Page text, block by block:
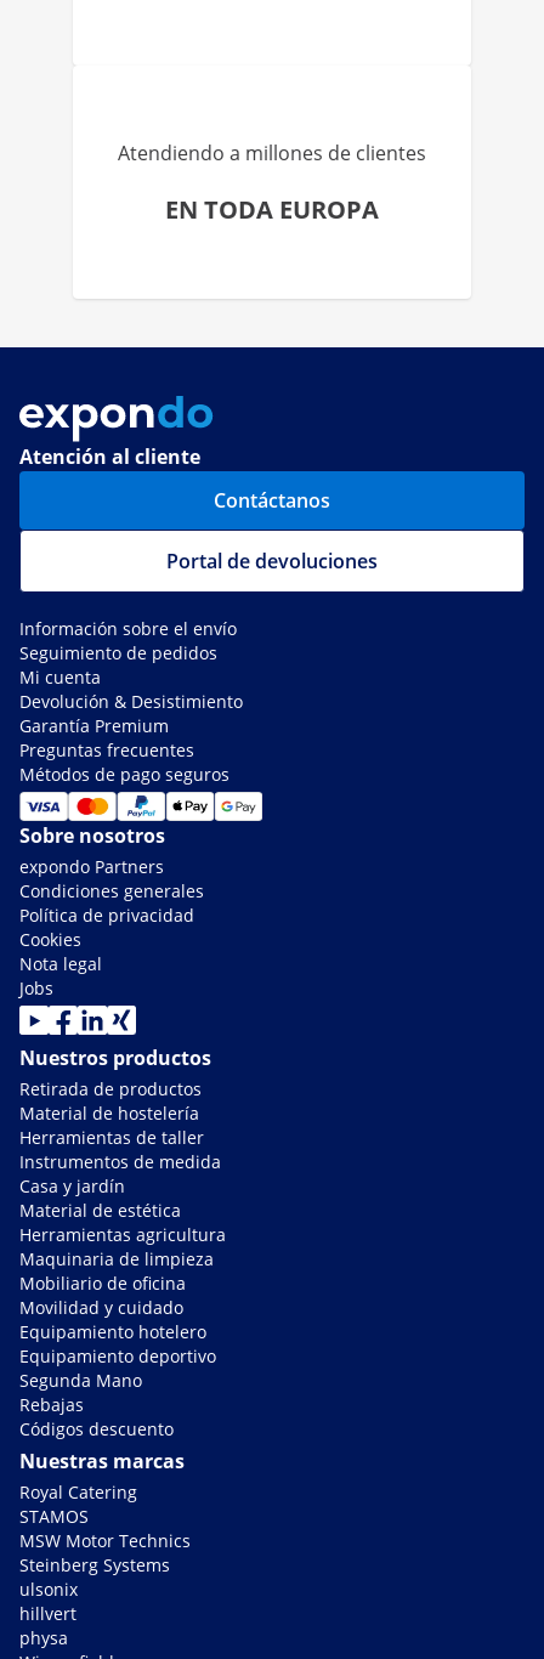
Atendiendo a millones de clientes
EN TODA EUROPA
Atención al cliente
Contáctanos
Portal de devoluciones
Información sobre el envío
Seguimiento de pedidos
Mi cuenta
Devolución & Desistimiento
Garantía Premium
Preguntas frecuentes
Métodos de pago seguros
Sobre nosotros
expondo Partners
Condiciones generales
Política de privacidad
Cookies
Nota legal
Jobs
Nuestros productos
Retirada de productos
Material de hostelería
Herramientas de taller
Instrumentos de medida
Casa y jardín
Material de estética
Herramientas agricultura
Maquinaria de limpieza
Mobiliario de oficina
Movilidad y cuidado
Equipamiento hotelero
Equipamiento deportivo
Segunda Mano
Rebajas
Códigos descuento
Nuestras marcas
Royal Catering
STAMOS
MSW Motor Technics
Steinberg Systems
ulsonix
hillvert
physa